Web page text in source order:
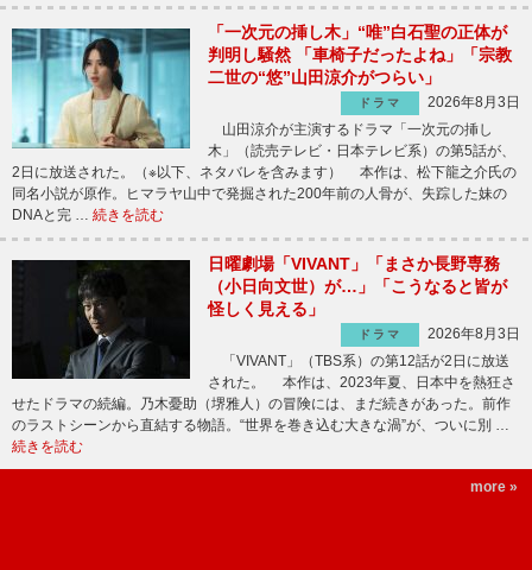
「一次元の挿し木」“唯”白石聖の正体が
判明し騒然 「車椅子だったよね」「宗教
二世の“悠”山田涼介がつらい」
ドラマ
2026年8月3日
山田涼介が主演するドラマ「一次元の挿し
木」（読売テレビ・日本テレビ系）の第5話が、
2日に放送された。（※以下、ネタバレを含みます） 本作は、松下龍之介氏の
同名小説が原作。ヒマラヤ山中で発掘された200年前の人骨が、失踪した妹の
DNAと完 … 続きを読む
日曜劇場「VIVANT」「まさか長野専務
（小日向文世）が…」「こうなると皆が
怪しく見える」
ドラマ
2026年8月3日
「VIVANT」（TBS系）の第12話が2日に放送
された。 本作は、2023年夏、日本中を熱狂さ
せたドラマの続編。乃木憂助（堺雅人）の冒険には、まだ続きがあった。前作
のラストシーンから直結する物語。“世界を巻き込む大きな渦”が、ついに別 …
続きを読む
more »